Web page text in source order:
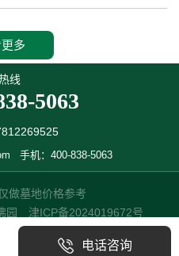
多
线
5063
手机：400-838-5063
做墓地价格参考
园 津ICP备2024019672号
电话咨询